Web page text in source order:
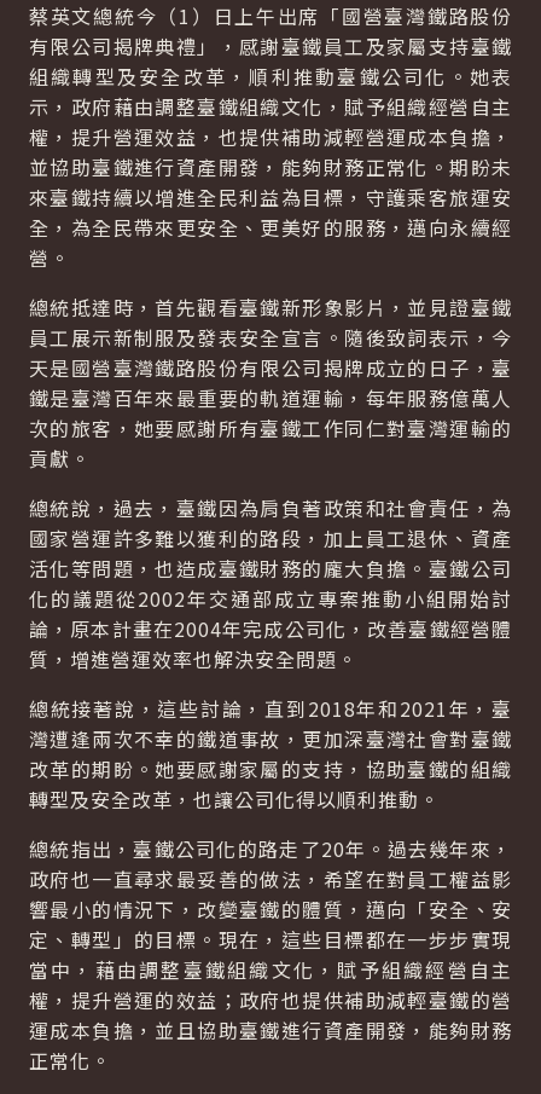
蔡英文總統今（1）日上午出席「國營臺灣鐵路股份
有限公司揭牌典禮」，感謝臺鐵員工及家屬支持臺鐵
組織轉型及安全改革，順利推動臺鐵公司化。她表
示，政府藉由調整臺鐵組織文化，賦予組織經營自主
權，提升營運效益，也提供補助減輕營運成本負擔，
並協助臺鐵進行資產開發，能夠財務正常化。期盼未
來臺鐵持續以增進全民利益為目標，守護乘客旅運安
全，為全民帶來更安全、更美好的服務，邁向永續經
營。
總統抵達時，首先觀看臺鐵新形象影片，並見證臺鐵
員工展示新制服及發表安全宣言。隨後致詞表示，今
天是國營臺灣鐵路股份有限公司揭牌成立的日子，臺
鐵是臺灣百年來最重要的軌道運輸，每年服務億萬人
次的旅客，她要感謝所有臺鐵工作同仁對臺灣運輸的
貢獻。
總統說，過去，臺鐵因為肩負著政策和社會責任，為
國家營運許多難以獲利的路段，加上員工退休、資產
活化等問題，也造成臺鐵財務的龐大負擔。臺鐵公司
化的議題從2002年交通部成立專案推動小組開始討
論，原本計畫在2004年完成公司化，改善臺鐵經營體
質，增進營運效率也解決安全問題。
總統接著說，這些討論，直到2018年和2021年，臺
灣遭逢兩次不幸的鐵道事故，更加深臺灣社會對臺鐵
改革的期盼。她要感謝家屬的支持，協助臺鐵的組織
轉型及安全改革，也讓公司化得以順利推動。
總統指出，臺鐵公司化的路走了20年。過去幾年來，
政府也一直尋求最妥善的做法，希望在對員工權益影
響最小的情況下，改變臺鐵的體質，邁向「安全、安
定、轉型」的目標。現在，這些目標都在一步步實現
當中，藉由調整臺鐵組織文化，賦予組織經營自主
權，提升營運的效益；政府也提供補助減輕臺鐵的營
運成本負擔，並且協助臺鐵進行資產開發，能夠財務
正常化。